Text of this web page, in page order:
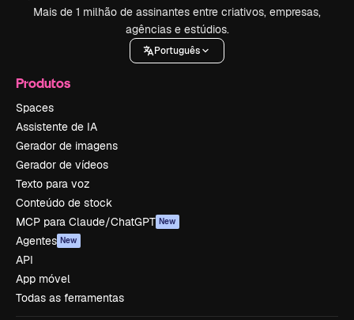
Mais de 1 milhão de assinantes entre criativos, empresas,
agências e estúdios.
Português
Produtos
Spaces
Assistente de IA
Gerador de imagens
Gerador de vídeos
Texto para voz
Conteúdo de stock
MCP para Claude/ChatGPT New
Agentes New
API
App móvel
Todas as ferramentas